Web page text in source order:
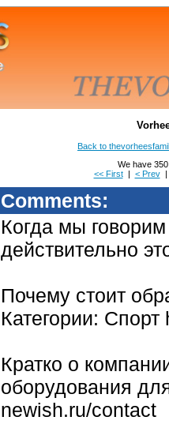
Back to
We have
<< First| < Prev
Comments:
Когда мы
действительно
Почему стоит
Категории:
Кратко о
оборудования
newish.ru/contact